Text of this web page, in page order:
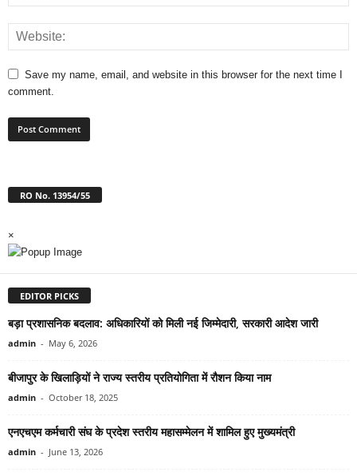
Save my name, email, and website in this browser for the next time I
comment.
RO No. 13954/55
×
EDITOR PICKS
बड़ा प्रशासनिक बदलाव: अधिकारियों को मिली नई जिम्मेदारी, सरकारी आदेश जारी
admin - May 6, 2026
बीजापुर के खिलाड़ियों ने राज्य स्तरीय प्रतियोगिता में रौशन किया नाम
admin - October 18, 2025
एनएचएम कर्मचारी संघ के प्रदेश स्तरीय महासम्मेलन में शामिल हुए मुख्यमंत्री
admin - June 13, 2026